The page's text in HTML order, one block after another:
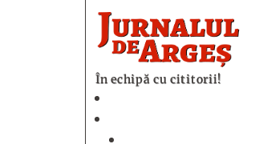
În echipă cu cititorii!